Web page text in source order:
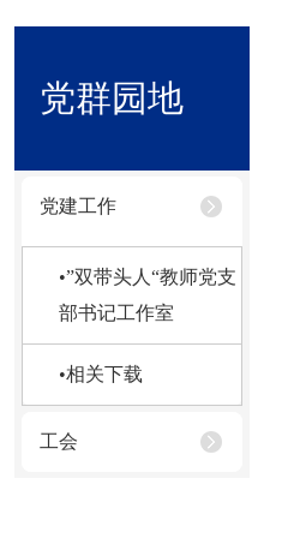
党群园地
党建工作
•”双带头人“教师党支
部书记工作室
•相关下载
工会